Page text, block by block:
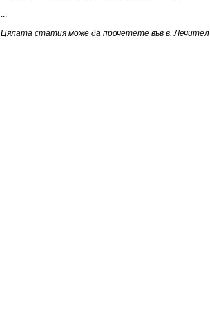
...
Цялата статия може да прочетете във в. Лечител